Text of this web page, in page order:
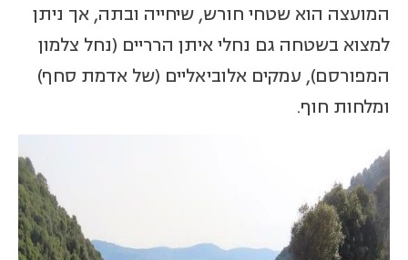
המועצה הוא שטחי חורש, שיחייה ובתה, אך ניתן
למצוא בשטחה גם נחלי איתן הרריים (נחל צלמון
המפורסם), עמקים אלוביאליים (של אדמת סחף)
ומלחות חוף.